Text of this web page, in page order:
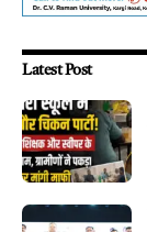
Latest Post